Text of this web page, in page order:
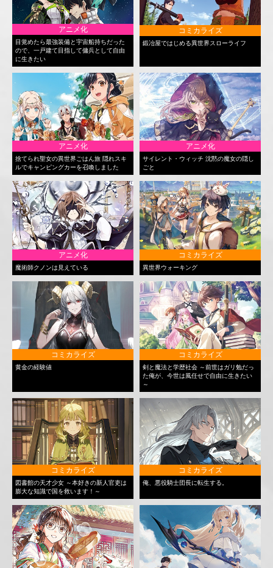
アニメ化
目覚めたら最強装備と宇宙船持ちだった
ので、一戸建て目指して傭兵として自由
に生きたい
コミカライズ
鍛冶屋ではじめる異世界スローライフ
アニメ化
捨てられ聖女の異世界ごはん旅 隠れスキ
ルでキャンピングカーを召喚しました
アニメ化
サイレント・ウィッチ 沈黙の魔女の隠し
ごと
アニメ化
魔術師クノンは見えている
コミカライズ
異世界ウォーキング
コミカライズ
黄金の経験値
コミカライズ
剣と魔法と学歴社会 ～前世はガリ勉だっ
た俺が、今世は風任せで自由に生きたい
～
コミカライズ
図書館の天才少女 ～本好きの新人官吏は
膨大な知識で国を救います！～
コミカライズ
俺、悪役騎士団長に転生する。